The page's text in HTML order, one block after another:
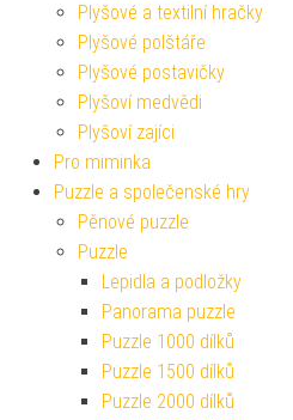
Plyšové a textilní hračky
Plyšové polštáře
Plyšové postavičky
Plyšoví medvědi
Plyšoví zajíci
Pro miminka
Puzzle a společenské hry
Pěnové puzzle
Puzzle
Lepidla a podložky
Panorama puzzle
Puzzle 1000 dílků
Puzzle 1500 dílků
Puzzle 2000 dílků